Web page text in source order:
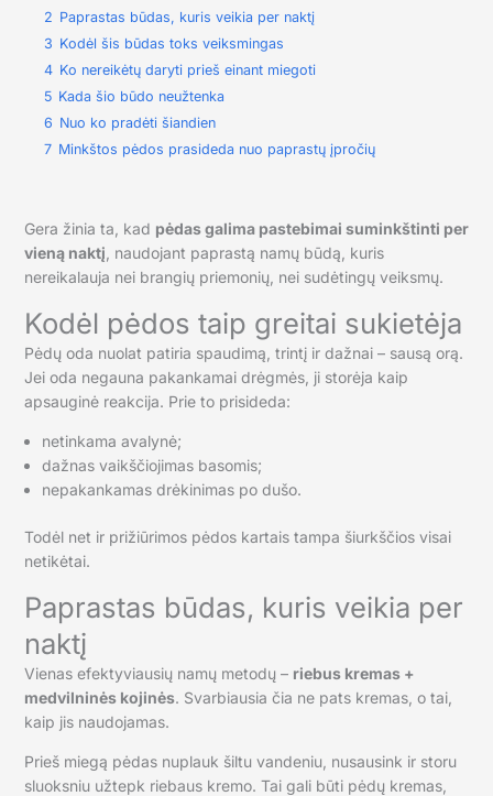
2 Paprastas būdas, kuris veikia per naktį
3 Kodėl šis būdas toks veiksmingas
4 Ko nereikėtų daryti prieš einant miegoti
5 Kada šio būdo neužtenka
6 Nuo ko pradėti šiandien
7 Minkštos pėdos prasideda nuo paprastų įpročių
Gera žinia ta, kad pėdas galima pastebimai suminkštinti per
vieną naktį , naudojant paprastą namų būdą, kuris
nereikalauja nei brangių priemonių, nei sudėtingų veiksmų.
Kodėl pėdos taip greitai sukietėja
Pėdų oda nuolat patiria spaudimą, trintį ir dažnai – sausą orą.
Jei oda negauna pakankamai drėgmės, ji storėja kaip
apsauginė reakcija. Prie to prisideda:
netinkama avalynė;
dažnas vaikščiojimas basomis;
nepakankamas drėkinimas po dušo.
Todėl net ir prižiūrimos pėdos kartais tampa šiurkščios visai
netikėtai.
Paprastas būdas, kuris veikia per
naktį
Vienas efektyviausių namų metodų – riebus kremas +
medvilninės kojinės. Svarbiausia čia ne pats kremas, o tai,
kaip jis naudojamas.
Prieš miegą pėdas nuplauk šiltu vandeniu, nusausink ir storu
sluoksniu užtepk riebaus kremo. Tai gali būti pėdų kremas,